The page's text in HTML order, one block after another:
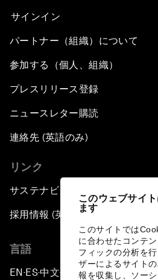
このウェブサイ
ます
このサイトでは
に合わせたコンテ
フィックの分析を
ザーによるサイト
報を収集し、ソー
サインイン
パートナー（組織）について
参加する（個人、組織）
プレスリリース登録
ニュースレター購読
連絡先 (英語のみ)
リンク
サステナビリティへの取り組み
採用情報 (英語のみ)
言語
EN ▪ES▪中文▪ 日本語